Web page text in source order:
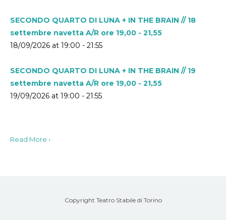
SECONDO QUARTO DI LUNA + IN THE BRAIN // 18
settembre navetta A/R ore 19,00 - 21,55
18/09/2026 at 19:00 - 21:55
SECONDO QUARTO DI LUNA + IN THE BRAIN // 19
settembre navetta A/R ore 19,00 - 21,55
19/09/2026 at 19:00 - 21:55
Read More ›
Copyright Teatro Stabile di Torino